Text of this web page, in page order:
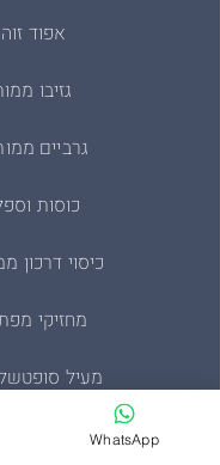
אפוד
גזיבו
גרביים
כוסות
כיסוי דרכון
מחזיקי
מעיל
WhatsApp